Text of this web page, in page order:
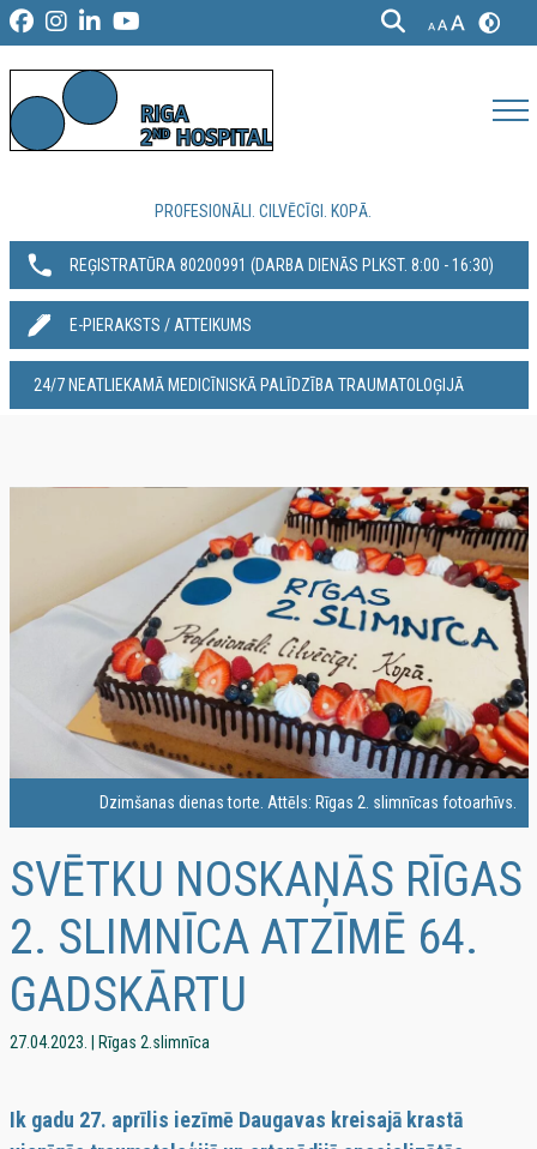
PROFESIONĀLI. CILVĒCĪGI. KOPĀ.
REĢISTRATŪRA 80200991‬ (DARBA DIENĀS PLKST. 8:00 - 16:30)
E-PIERAKSTS / ATTEIKUMS
24/7 NEATLIEKAMĀ MEDICĪNISKĀ PALĪDZĪBA TRAUMATOLOĢIJĀ
Dzimšanas dienas torte. Attēls: Rīgas 2. slimnīcas fotoarhīvs.
SVĒTKU NOSKAŅĀS RĪGAS
2. SLIMNĪCA ATZĪMĒ 64.
GADSKĀRTU
27.04.2023. | Rīgas 2.slimnīca
Ik gadu 27. aprīlis iezīmē Daugavas kreisajā krastā